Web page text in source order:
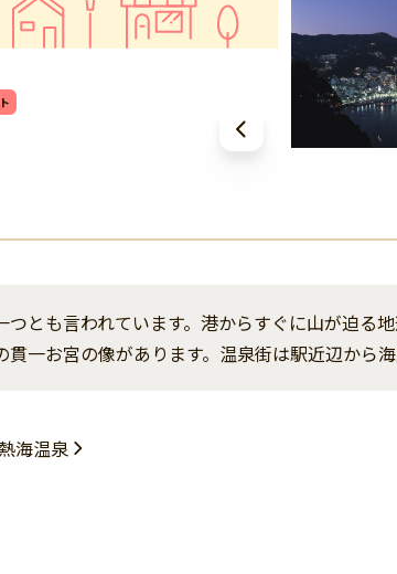
つとも言われています。港からすぐに山が迫
一お宮の像があります。温泉街は駅近辺から
海温泉